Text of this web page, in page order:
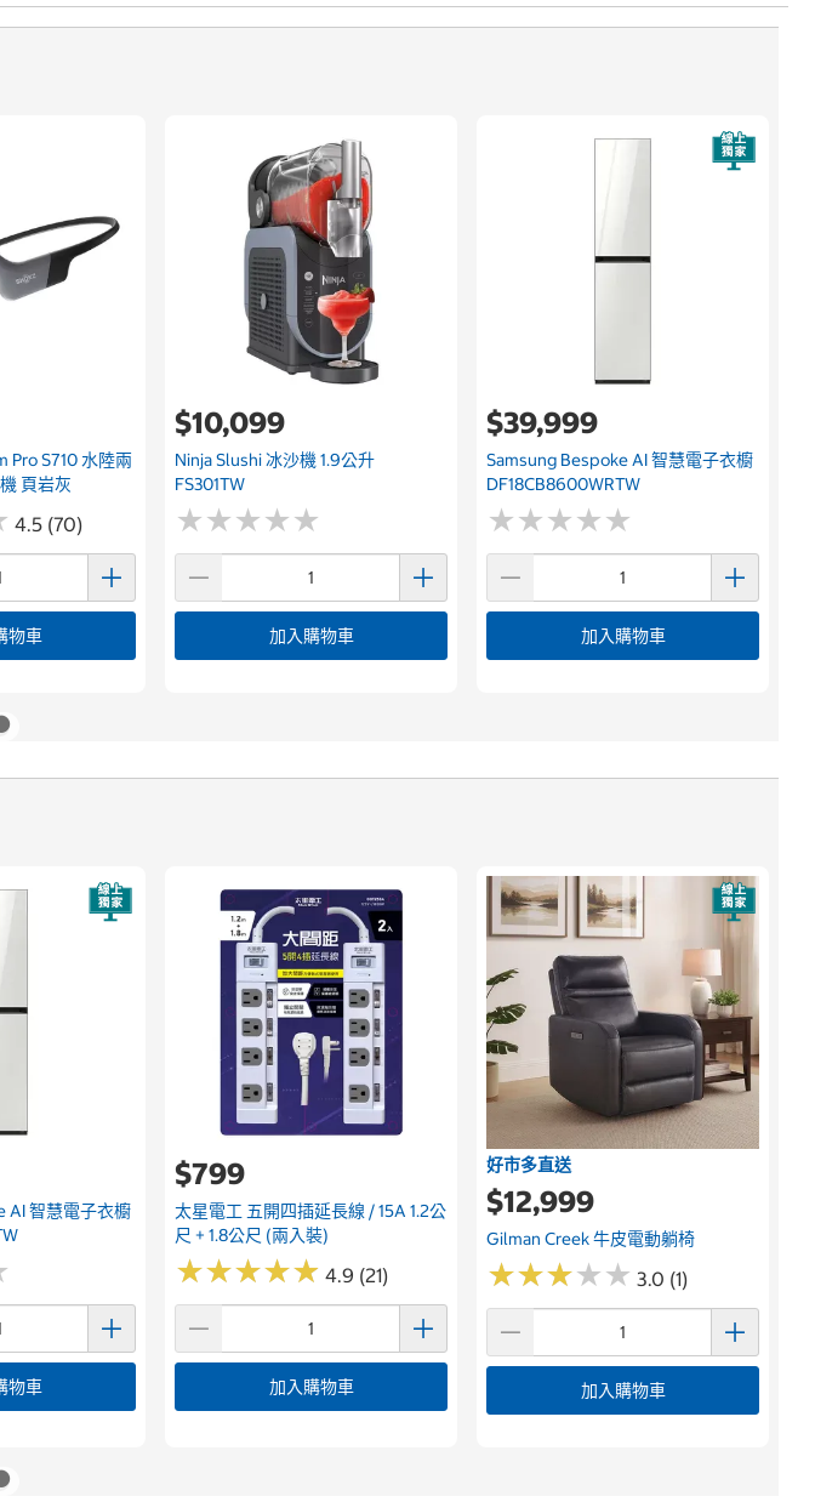
Pro S710 水陸兩
頁岩灰
4.5 (70)
物車
$10,099
Ninja Slushi 冰沙機 1.9公升
FS301TW
★★★★★
★★★★★
加入購物車
$39,999
Samsung Bespoke AI 智慧電子衣櫥
DF18CB8600WRTW
★★★★★
★★★★★
加入購物車
AI 智慧電子衣櫥
物車
$799
太星電工 五開四插延長線 / 15A 1.2公
尺 + 1.8公尺 (兩入裝)
★★★★★
★★★★★ 4.9 (21)
加入購物車
好市多直送
$12,999
Gilman Creek 牛皮電動躺椅
★★★★★
★★★★★ 3.0 (1)
加入購物車